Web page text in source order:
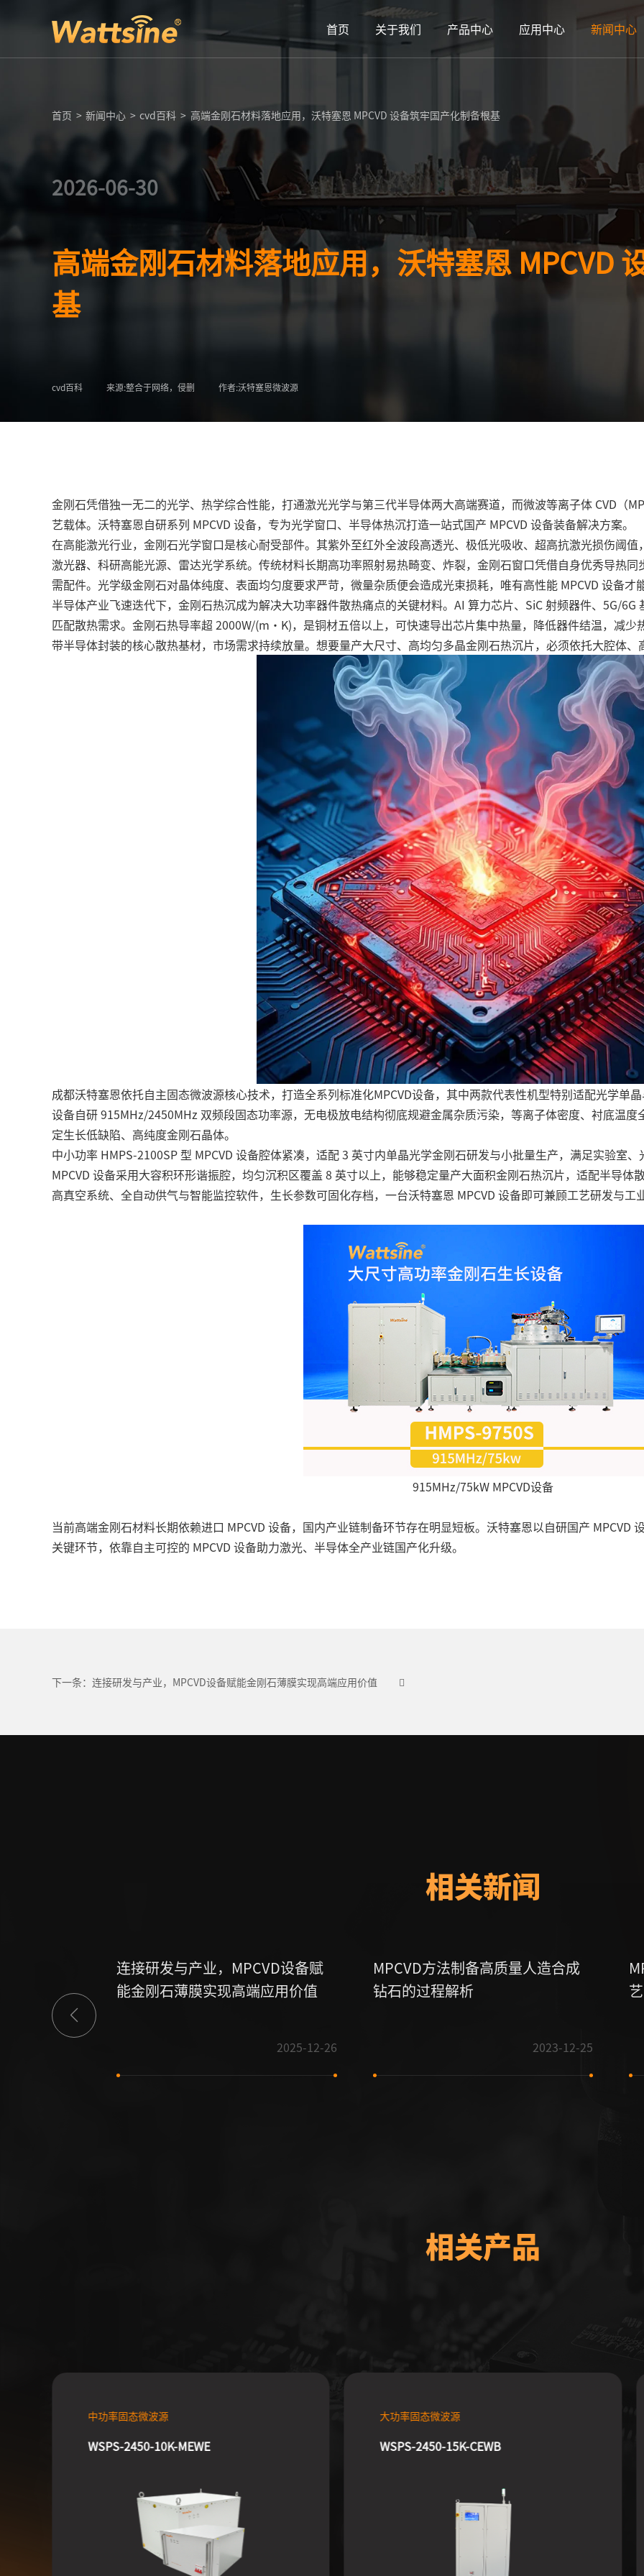
首页 关于我们 产品中心 应用中心 新闻中心
首页 > 新闻中心 > cvd百科 > 高端金刚石材料落地应用，沃特塞恩 MPCVD 设备筑牢国产化制备根基
2026-06-30
高端金刚石材料落地应用，沃特塞恩 MPCVD
基
cvd百科 来源:整合于网络，侵删 作者:沃特塞恩微波源
金刚石凭借独一无二的光学、热学综合性能，打通激光光学与第三代半导体两大高端赛道，而微波等离子体 CVD（
艺载体。沃特塞恩自研系列 MPCVD 设备，专为光学窗口、半导体热沉打造一站式国产 MPCVD 设备装备解决方案。
在高能激光行业，金刚石光学窗口是核心耐受部件。其紫外至红外全波段高透光、极低光吸收、超高抗激光损伤阈
激光器、科研高能光源、雷达光学系统。传统材料长期高功率照射易热畸变、炸裂，金刚石窗口凭借自身优秀导热
需配件。光学级金刚石对晶体纯度、表面均匀度要求严苛，微量杂质便会造成光束损耗，唯有高性能 MPCVD 设备
半导体产业飞速迭代下，金刚石热沉成为解决大功率器件散热痛点的关键材料。AI 算力芯片、SiC 射频器件、5G/
匹配散热需求。金刚石热导率超 2000W/(m・K)，是铜材五倍以上，可快速导出芯片集中热量，降低器件结温，减
带半导体封装的核心散热基材，市场需求持续放量。想要量产大尺寸、高均匀多晶金刚石热沉片，必须依托大腔体、
成都沃特塞恩依托自主固态微波源核心技术，打造全系列标准化MPCVD设备，其中两款代表性机型特别适配光学单
设备自研 915MHz/2450MHz 双频段固态功率源，无电极放电结构彻底规避金属杂质污染，等离子体密度、衬底温
定生长低缺陷、高纯度金刚石晶体。
中小功率 HMPS-2100SP 型 MPCVD 设备腔体紧凑，适配 3 英寸内单晶光学金刚石研发与小批量生产，满足实验室
MPCVD 设备采用大容积环形谐振腔，均匀沉积区覆盖 8 英寸以上，能够稳定量产大面积金刚石热沉片，适配半导体
高真空系统、全自动供气与智能监控软件，生长参数可固化存档，一台沃特塞恩 MPCVD 设备即可兼顾工艺研发与工
915MHz/75kW MPCVD设备
当前高端金刚石材料长期依赖进口 MPCVD 设备，国内产业链制备环节存在明显短板。沃特塞恩以自研国产 MPCVD
关键环节，依靠自主可控的 MPCVD 设备助力激光、半导体全产业链国产化升级。
下一条：连接研发与产业，MPCVD设备赋能金刚石薄膜实现高端应用价值
相关新闻
连接研发与产业，MPCVD设备赋
能金刚石薄膜实现高端应用价值
2025-12-26
MPCVD方法制备高质量人造合成
钻石的过程解析
2023-12-25
相关产品
中功率固态微波源
WSPS-2450-10K-MEWE
大功率固态微波源
WSPS-2450-15K-CEWB